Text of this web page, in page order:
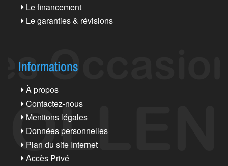
Le financement
Le garanties & révisions
Informations
À propos
Contactez-nous
Mentions légales
Données personnelles
Plan du site Internet
Accès Privé